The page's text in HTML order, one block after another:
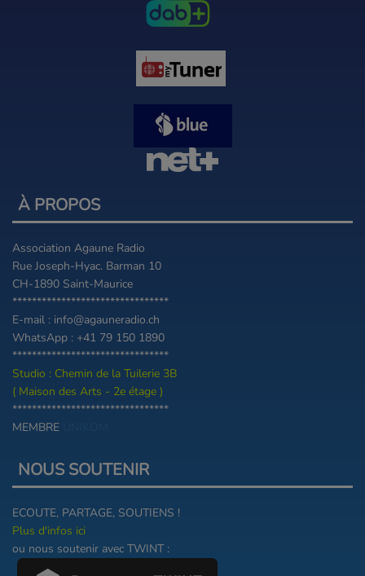
À PROPOS
Association Agaune Radio
Rue Joseph-Hyac. Barman 10
CH-1890 Saint-Maurice
********************************
E-mail : info@agauneradio.ch
WhatsApp : +41 79 150 1890
********************************
Studio : Chemin de la Tuilerie 3B
( Maison des Arts - 2e étage )
********************************
MEMBRE
NOUS SOUTENIR
ECOUTE, PARTAGE, SOUTIENS !
Plus d'infos ici
ou nous soutenir avec TWINT :